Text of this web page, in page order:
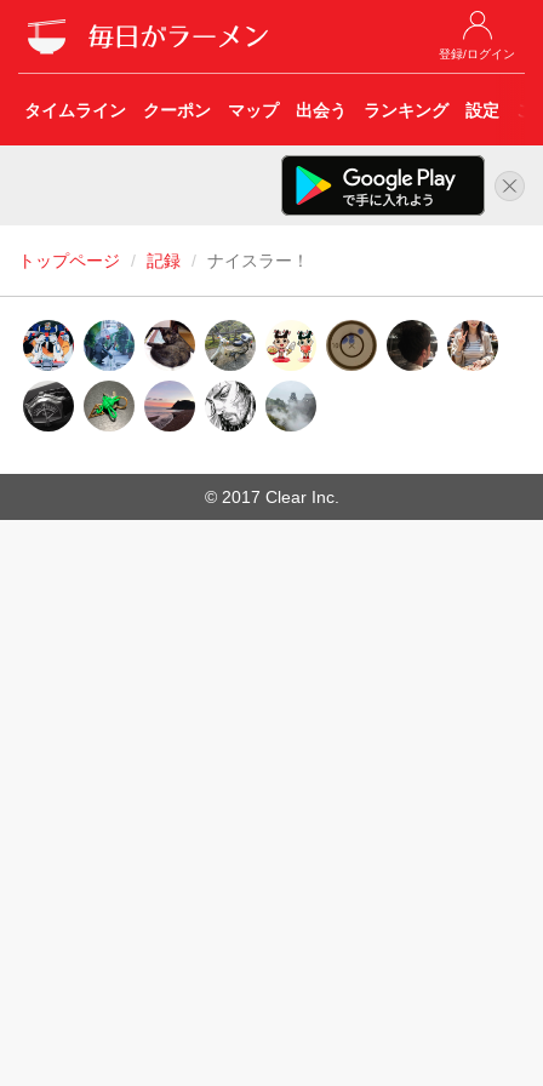
登録/ログイン
タイムライン クーポン マップ 出会う ランキング 設定 こ
トップページ 記録 ナイスラー！
© 2017 Clear Inc.